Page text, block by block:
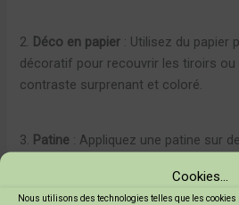
Cookies...
Nous utilisons des technologies telles que les cookies
2. Déco en papier : Utilisez du papier
décoratif pour recouvrir les tiroirs ou
contraste surprenant et coloré.
3. Patine : Appliquez une patine sur